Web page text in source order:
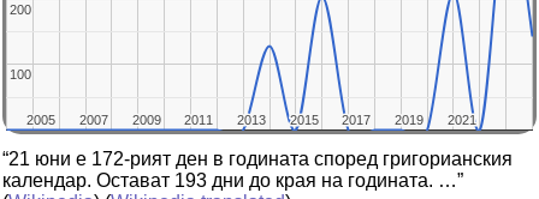
2005
2005 2007
2007 2009
2009 2011
2011 2013
2013 2015
2015 2017
2017 2019
2019 2021
2021
100
100
200
200
“21 юни е 172-рият ден в годината според григорианския
календар. Остават 193 дни до края на годината. …”